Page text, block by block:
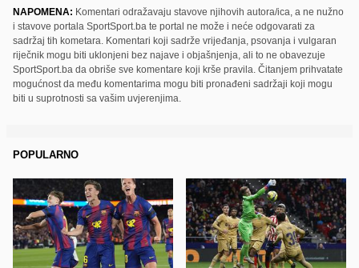
NAPOMENA: Komentari odražavaju stavove njihovih autora/ica, a ne nužno
i stavove portala SportSport.ba te portal ne može i neće odgovarati za
sadržaj tih kometara. Komentari koji sadrže vrijeđanja, psovanja i vulgaran
riječnik mogu biti uklonjeni bez najave i objašnjenja, ali to ne obavezuje
SportSport.ba da obriše sve komentare koji krše pravila. Čitanjem prihvatate
mogućnost da među komentarima mogu biti pronađeni sadržaji koji mogu
biti u suprotnosti sa vašim uvjerenjima.
POPULARNO